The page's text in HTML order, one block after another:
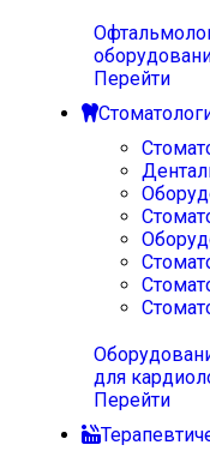
Перейти
для
Перейти